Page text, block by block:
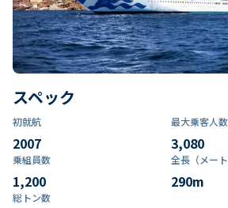
スペック
初就航
2007
最大乗客人数
3,080
乗組員数​
1,200
全長（メート
290m
総トン数​